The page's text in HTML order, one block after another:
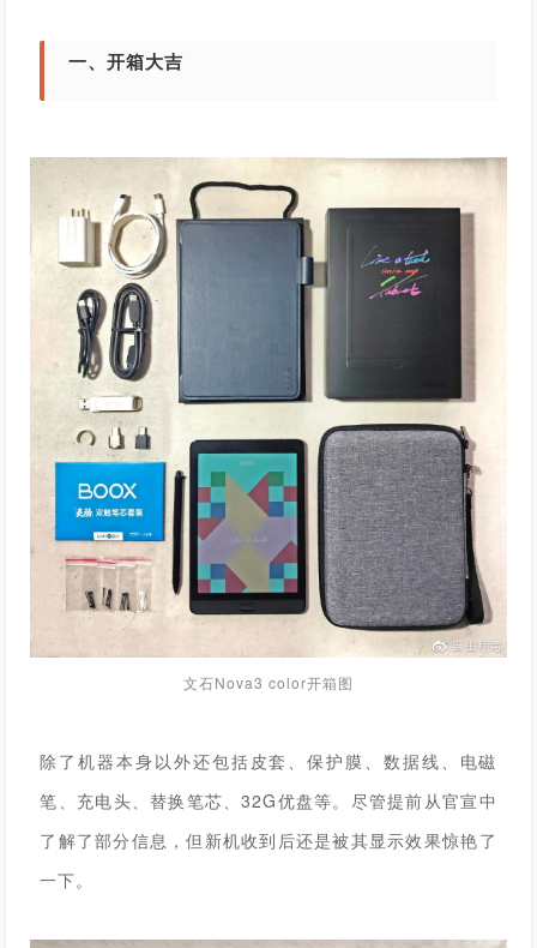
一、开箱大吉
文石Nova3 color开箱图
除了机器本身以外还包括皮套、保护膜、数据线、电磁
笔、充电头、替换笔芯、32G优盘等。 尽管提前从官宣中
了解了部分信息，但新机收到后还是被其显示效果惊艳了
一下。